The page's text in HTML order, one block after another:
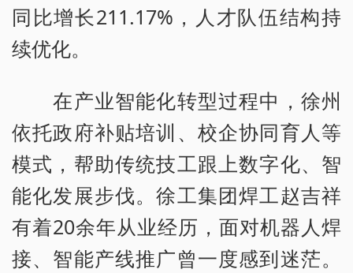
同比增长211.17%，人才队伍结构持
续优化。
在产业智能化转型过程中，徐州
依托政府补贴培训、校企协同育人等
模式，帮助传统技工跟上数字化、智
能化发展步伐。徐工集团焊工赵吉祥
有着20余年从业经历，面对机器人焊
接、智能产线推广曾一度感到迷茫。